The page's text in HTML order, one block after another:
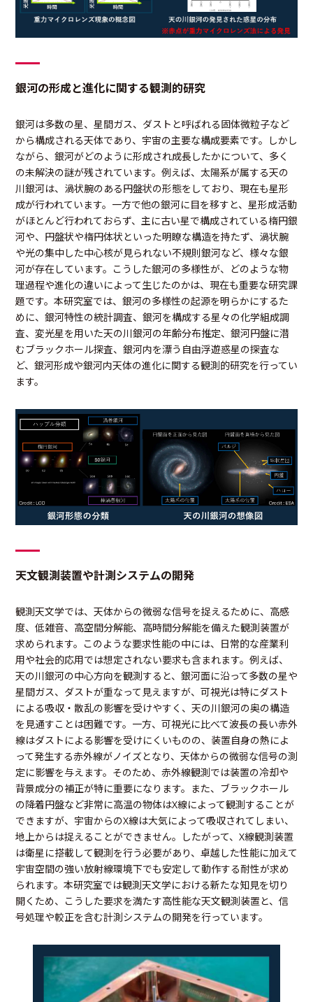
銀河の形成と進化に関する観測的研究
銀河は多数の星、星間ガス、ダストと呼ばれる固体微粒子など
から構成される天体であり、宇宙の主要な構成要素です。しかし
ながら、銀河がどのように形成され成長したかについて、多く
の未解決の謎が残されています。例えば、太陽系が属する天の
川銀河は、渦状腕のある円盤状の形態をしており、現在も星形
成が行われています。一方で他の銀河に目を移すと、星形成活動
がほとんど行われておらず、主に古い星で構成されている楕円銀
河や、円盤状や楕円体状といった明瞭な構造を持たず、渦状腕
や光の集中した中心核が見られない不規則銀河など、様々な銀
河が存在しています。こうした銀河の多様性が、どのような物
理過程や進化の違いによって生じたのかは、現在も重要な研究課
題です。本研究室では、銀河の多様性の起源を明らかにするた
めに、銀河特性の統計調査、銀河を構成する星々の化学組成調
査、変光星を用いた天の川銀河の年齢分布推定、銀河円盤に潜
むブラックホール探査、銀河内を漂う自由浮遊惑星の探査な
ど、銀河形成や銀河内天体の進化に関する観測的研究を行ってい
ます。
天文観測装置や計測システムの開発
観測天文学では、天体からの微弱な信号を捉えるために、高感
度、低雑音、高空間分解能、高時間分解能を備えた観測装置が
求められます。このような要求性能の中には、日常的な産業利
用や社会的応用では想定されない要求も含まれます。例えば、
天の川銀河の中心方向を観測すると、銀河面に沿って多数の星や
星間ガス、ダストが重なって見えますが、可視光は特にダスト
による吸収・散乱の影響を受けやすく、天の川銀河の奥の構造
を見通すことは困難です。一方、可視光に比べて波長の長い赤外
線はダストによる影響を受けにくいものの、装置自身の熱によ
って発生する赤外線がノイズとなり、天体からの微弱な信号の測
定に影響を与えます。そのため、赤外線観測では装置の冷却や
背景成分の補正が特に重要になります。また、ブラックホール
の降着円盤など非常に高温の物体はX線によって観測することが
できますが、宇宙からのX線は大気によって吸収されてしまい、
地上からは捉えることができません。したがって、X線観測装置
は衛星に搭載して観測を行う必要があり、卓越した性能に加えて
宇宙空間の強い放射線環境下でも安定して動作する耐性が求め
られます。本研究室では観測天文学における新たな知見を切り
開くため、こうした要求を満たす高性能な天文観測装置と、信
号処理や較正を含む計測システムの開発を行っています。